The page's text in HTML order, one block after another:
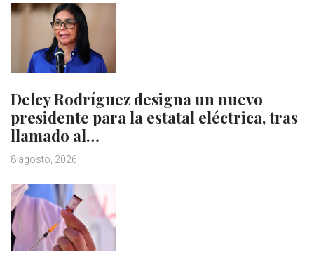
Delcy Rodríguez designa un nuevo
presidente para la estatal eléctrica, tras
llamado al…
8 agosto, 2026